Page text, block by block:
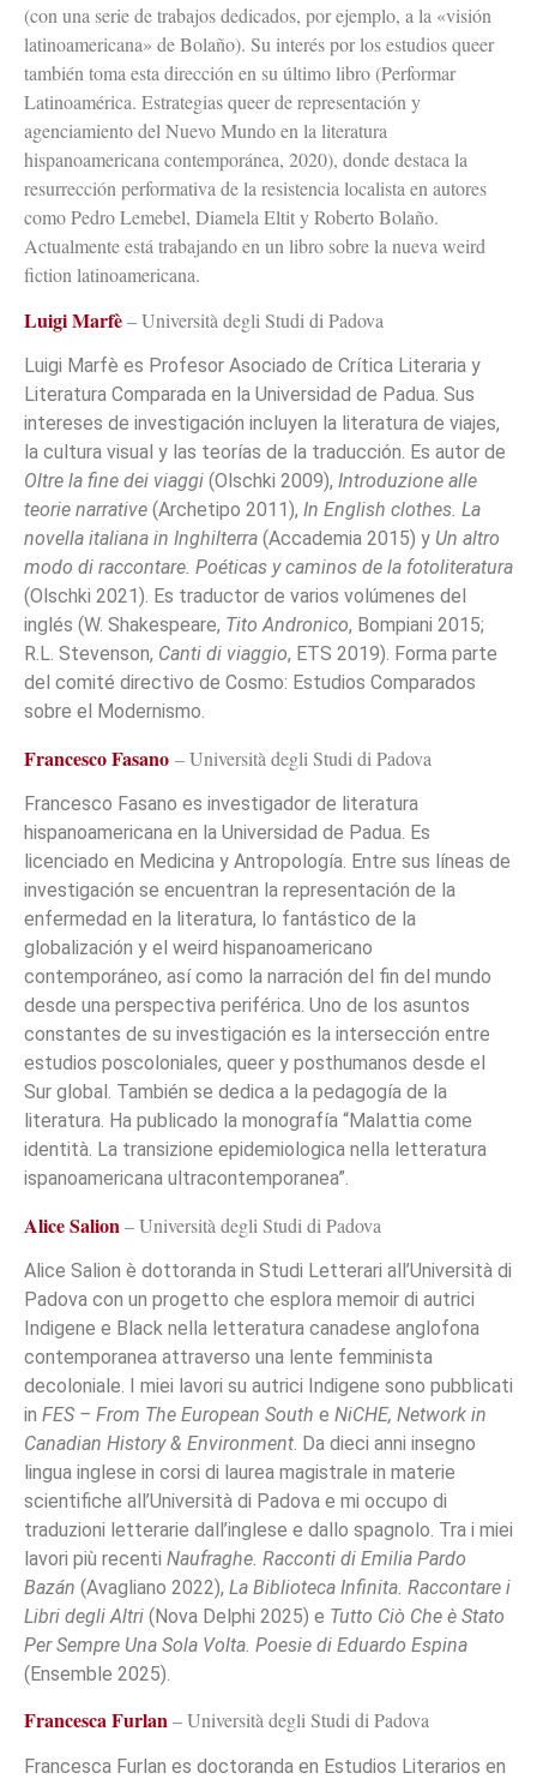
(con una serie de trabajos dedicados, por ejemplo, a la «visión
latinoamericana» de Bolaño). Su interés por los estudios queer
también toma esta dirección en su último libro (Performar
Latinoamérica. Estrategias queer de representación y
agenciamiento del Nuevo Mundo en la literatura
hispanoamericana contemporánea, 2020), donde destaca la
resurrección performativa de la resistencia localista en autores
como Pedro Lemebel, Diamela Eltit y Roberto Bolaño.
Actualmente está trabajando en un libro sobre la nueva weird
fiction latinoamericana.
Luigi Marfè– Università degli Studi di Padova
Luigi Marfè es Profesor Asociado de Crítica Literaria y
Literatura Comparada en la Universidad de Padua. Sus
intereses de investigación incluyen la literatura de viajes,
la cultura visual y las teorías de la traducción. Es autor de
Oltre la fine dei viaggi (Olschki 2009), Introduzione alle
teorie narrative (Archetipo 2011), In English clothes. La
novella italiana in Inghilterra (Accademia 2015) y Un altro
modo di raccontare. Poéticas y caminos de la fotoliteratura
(Olschki 2021). Es traductor de varios volúmenes del
inglés (W. Shakespeare, Tito Andronico, Bompiani 2015;
R.L. Stevenson, Canti di viaggio, ETS 2019). Forma parte
del comité directivo de Cosmo: Estudios Comparados
sobre el Modernismo.
Francesco Fasano – Università degli Studi di Padova
Francesco Fasano es investigador de literatura
hispanoamericana en la Universidad de Padua. Es
licenciado en Medicina y Antropología. Entre sus líneas de
investigación se encuentran la representación de la
enfermedad en la literatura, lo fantástico de la
globalización y el weird hispanoamericano
contemporáneo, así como la narración del fin del mundo
desde una perspectiva periférica. Uno de los asuntos
constantes de su investigación es la intersección entre
estudios poscoloniales, queer y posthumanos desde el
Sur global. También se dedica a la pedagogía de la
literatura. Ha publicado la monografía “Malattia come
identità. La transizione epidemiologica nella letteratura
ispanoamericana ultracontemporanea”.
Alice Salion– Università degli Studi di Padova
Alice Salion è dottoranda in Studi Letterari all’Università di
Padova con un progetto che esplora memoir di autrici
Indigene e Black nella letteratura canadese anglofona
contemporanea attraverso una lente femminista
decoloniale. I miei lavori su autrici Indigene sono pubblicati
in FES – From The European South e NiCHE, Network in
Canadian History & Environment. Da dieci anni insegno
lingua inglese in corsi di laurea magistrale in materie
scientifiche all’Università di Padova e mi occupo di
traduzioni letterarie dall’inglese e dallo spagnolo. Tra i miei
lavori più recenti Naufraghe. Racconti di Emilia Pardo
Bazán (Avagliano 2022), La Biblioteca Infinita. Raccontare i
Libri degli Altri (Nova Delphi 2025) e Tutto Ciò Che è Stato
Per Sempre Una Sola Volta. Poesie di Eduardo Espina
(Ensemble 2025).
Francesca Furlan– Università degli Studi di Padova
Francesca Furlan es doctoranda en Estudios Literarios en